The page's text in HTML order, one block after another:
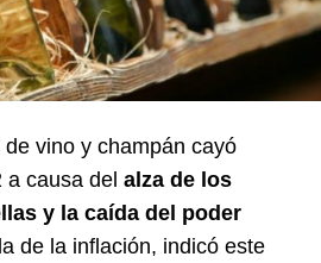
vino y champán cayó
a causa del alza de los
y la caída del poder
de la inflación, indicó este